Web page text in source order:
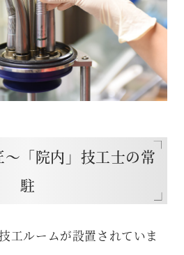
「院内」技工士の常
駐
工ルームが設置されていま